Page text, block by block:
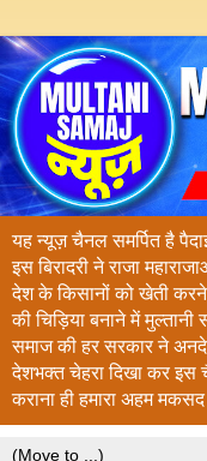
यह न्यूज़ चैनल समर्पित है
इस बिरादरी ने राजा
देश के किसानों को खेती
की चिड़िया बनाने में
समाज की हर सरकार ने
देशभक्त चेहरा दिखा कर इस
कराना ही हमारा अहम